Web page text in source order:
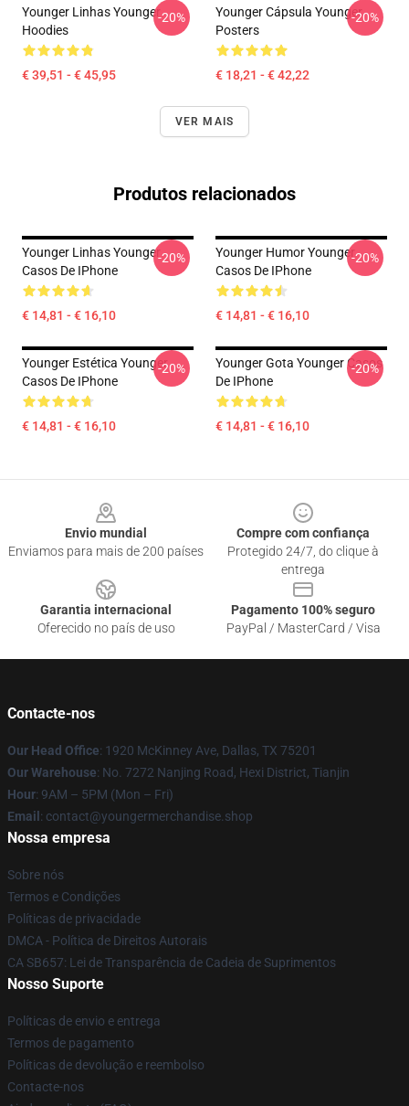
Younger Linhas Younger
Hoodies
€ 39,51 - € 45,95
-20%
Younger Cápsula Younger
Posters
€ 18,21 - € 42,22
-20%
VER MAIS
Produtos relacionados
Younger Linhas Younger
Casos De IPhone
€ 14,81 - € 16,10
-20%
Younger Humor Younger
Casos De IPhone
€ 14,81 - € 16,10
-20%
Younger Estética Younger
Casos De IPhone
€ 14,81 - € 16,10
-20%
Younger Gota Younger Casos
De IPhone
€ 14,81 - € 16,10
-20%
Envio mundial
Enviamos para mais de 200 países
Compre com confiança
Protegido 24/7, do clique à
entrega
Garantia internacional
Oferecido no país de uso
Pagamento 100% seguro
PayPal / MasterCard / Visa
Contacte-nos
Our Head Office: 1920 McKinney Ave, Dallas, TX 75201
Our Warehouse: No. 7272 Nanjing Road, Hexi District, Tianjin
Hour: 9AM – 5PM (Mon – Fri)
Email : contact@youngermerchandise.shop
Nossa empresa
Sobre nós
Termos e Condições
Políticas de privacidade
DMCA - Política de Direitos Autorais
CA SB657: Lei de Transparência de Cadeia de Suprimentos
Nosso Suporte
Políticas de envio e entrega
Termos de pagamento
Políticas de devolução e reembolso
Contacte-nos